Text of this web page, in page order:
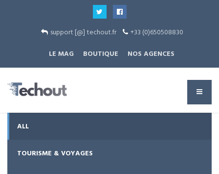
support [@] techout.fr
+33 (0)650508830
LE MAG
BOUTIQUE NOS AGENCES
ALL
TOURISME & VOYAGES